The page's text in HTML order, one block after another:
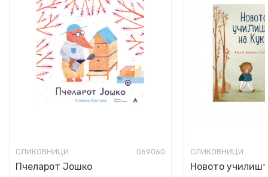
СЛИКОВНИЦИ 069060
Пчеларот Јошко
СЛИКОВНИЦИ
Новото